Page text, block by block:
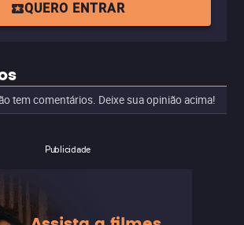
QUERO ENTRAR
tem comentários. Deixe sua opinião acima!
Publicidade